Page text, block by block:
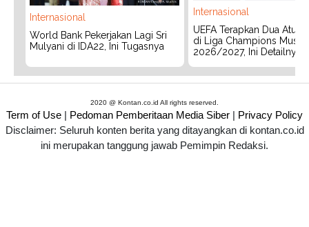
Internasional
World Bank Pekerjakan Lagi Sri
Mulyani di IDA22, Ini Tugasnya
Internasional
UEFA Terapkan Dua
di Liga Champions Musim
2026/2027, Ini Detailnya
2020 @ Kontan.co.id All rights reserved.
Term of Use | Pedoman Pemberitaan Media Siber | Privacy Policy
Disclaimer: Seluruh konten berita yang ditayangkan di kontan.co.id
ini merupakan tanggung jawab Pemimpin Redaksi.